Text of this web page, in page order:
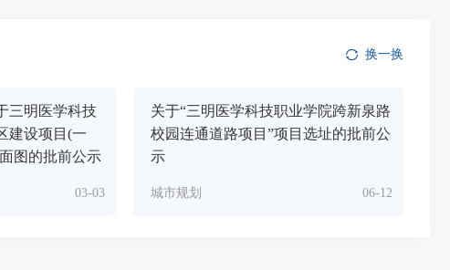
换一换
三明医学科技
建设项目(一
图的批前公示
03-03
关于“三明医学科技职业学院跨新泉路
校园连通道路项目”项目选址的批前公
示
06-12
城市规划